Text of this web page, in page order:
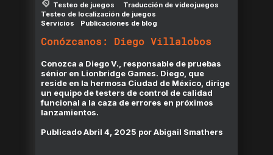
Testeo de juegos
Traducción de videojuegos
Testeo de localización de juegos
Servicios
Publicaciones de blog
Conózcanos: Diego Villalobos
Conozca a Diego V., responsable de pruebas
sénior en Lionbridge Games. Diego, que
reside en la hermosa Ciudad de México, dirige
un equipo de testers de control de calidad
funcional a la caza de errores en próximos
lanzamientos.
PublicadoAbril 4, 2025 porAbigail Smathers